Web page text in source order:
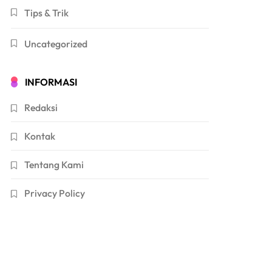
Tips & Trik
Uncategorized
INFORMASI
Redaksi
Kontak
Tentang Kami
Privacy Policy